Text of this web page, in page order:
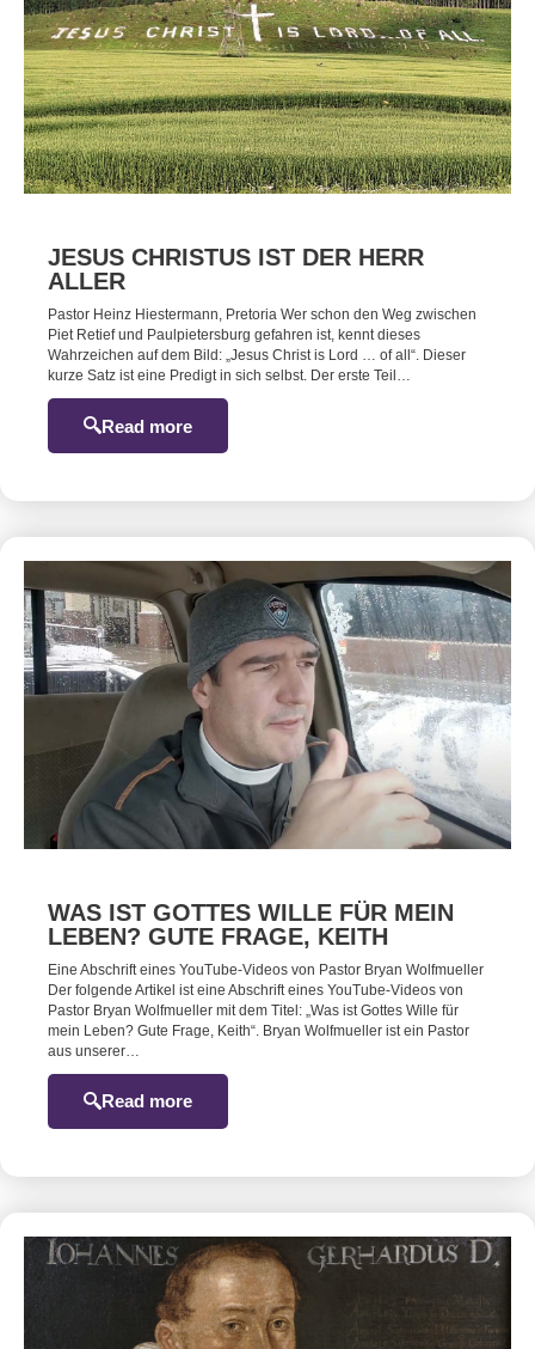
JESUS CHRISTUS IST DER HERR
ALLER
Pastor Heinz Hiestermann, Pretoria Wer schon den Weg zwischen
Piet Retief und Paulpietersburg gefahren ist, kennt dieses
Wahrzeichen auf dem Bild: „Jesus Christ is Lord … of all“. Dieser
kurze Satz ist eine Predigt in sich selbst. Der erste Teil…
Read more
WAS IST GOTTES WILLE FÜR MEIN
LEBEN? GUTE FRAGE, KEITH
Eine Abschrift eines YouTube-Videos von Pastor Bryan Wolfmueller
Der folgende Artikel ist eine Abschrift eines YouTube-Videos von
Pastor Bryan Wolfmueller mit dem Titel: „Was ist Gottes Wille für
mein Leben? Gute Frage, Keith“. Bryan Wolfmueller ist ein Pastor
aus unserer…
Read more